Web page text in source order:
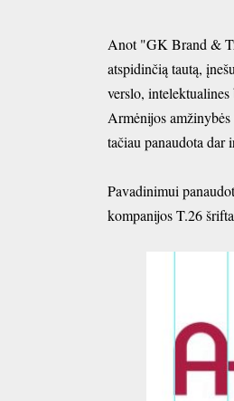
Anot "GK Brand &
atspidinčią tautą,
verslo,
Armėnijos
tačiau panaudota dar
Pavadinimui
kompanijos T.26